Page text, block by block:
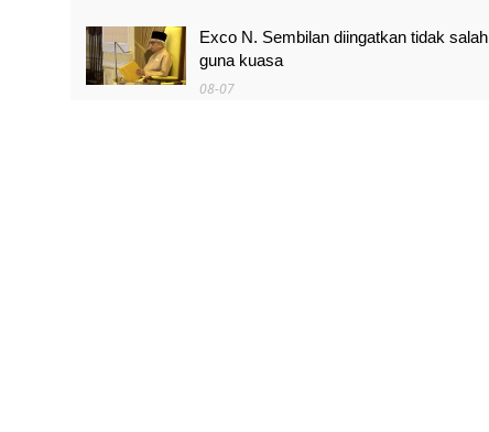
Exco N. Sembilan diingatkan tidak salah
guna kuasa
08-07